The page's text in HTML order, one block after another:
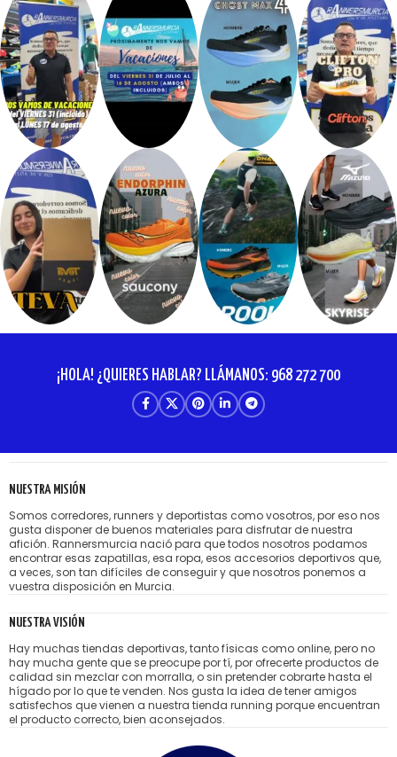
¡HOLA! ¿QUIERES HABLAR? LLÁMANOS: 968 272 700
NUESTRA MISIÓN
Somos corredores, runners y deportistas como vosotros, por eso nos
gusta disponer de buenos materiales para disfrutar de nuestra
afición. Rannersmurcia nació para que todos nosotros podamos
encontrar esas zapatillas, esa ropa, esos accesorios deportivos que,
a veces, son tan difíciles de conseguir y que nosotros ponemos a
vuestra disposición en Murcia.
NUESTRA VISIÓN
Hay muchas tiendas deportivas, tanto físicas como online, pero no
hay mucha gente que se preocupe por tí, por ofrecerte productos de
calidad sin mezclar con morralla, o sin pretender cobrarte hasta el
hígado por lo que te venden. Nos gusta la idea de tener amigos
satisfechos que vienen a nuestra tienda running porque encuentran
el producto correcto, bien aconsejados.